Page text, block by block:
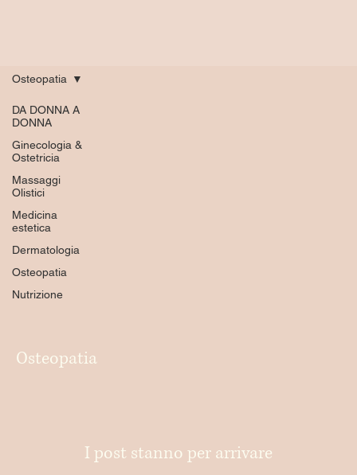
DA DONNA A
DONNA
Ginecologia &
Ostetricia
Massaggi
Olistici
Medicina
estetica
Dermatologia
Osteopatia
Nutrizione
Osteopatia
Osteopatia
I post stanno per arrivare